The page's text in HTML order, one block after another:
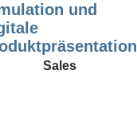
und
Sales